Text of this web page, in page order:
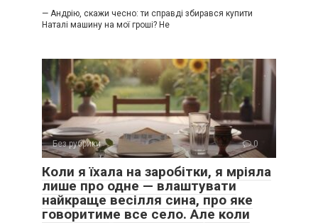
— Андрію, скажи чесно: ти справді збирався купити
Наталі машину на мої гроші? Не
Без рубрики 0
Коли я їхала на заробітки, я мріяла
лише про одне — влаштувати
найкраще весілля сина, про яке
говоритиме все село. Але коли